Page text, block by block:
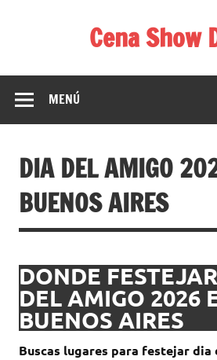
Cena Show
Cena Show Disco – DISCO
MENÚ
DIA DEL AMIGO
BUENOS AIRES
DONDE
DEL AMIGO 2026
BUENOS AIRES
Buscas lugares para festejar dia